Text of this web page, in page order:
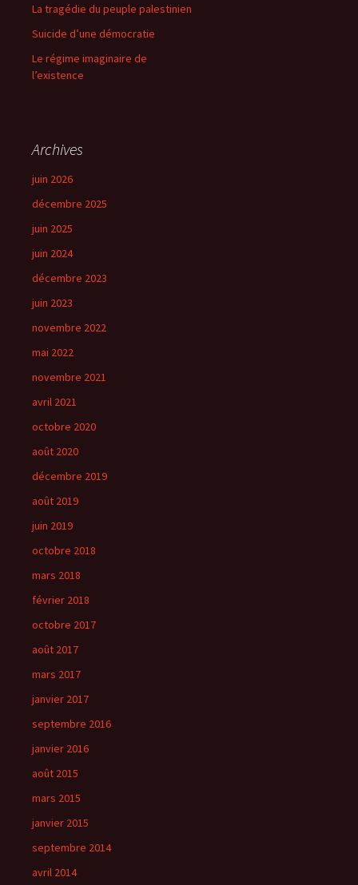
La tragédie du peuple palestinien
Suicide d’une démocratie
Le régime imaginaire de
l’existence
Archives
juin 2026
décembre 2025
juin 2025
juin 2024
décembre 2023
juin 2023
novembre 2022
mai 2022
novembre 2021
avril 2021
octobre 2020
août 2020
décembre 2019
août 2019
juin 2019
octobre 2018
mars 2018
février 2018
octobre 2017
août 2017
mars 2017
janvier 2017
septembre 2016
janvier 2016
août 2015
mars 2015
janvier 2015
septembre 2014
avril 2014